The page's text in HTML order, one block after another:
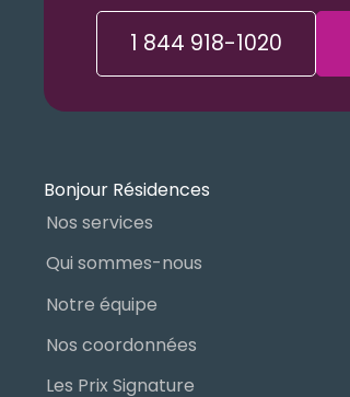
1 844 918-1020
Bonjour Résidences
Nos services
Qui sommes-nous
Notre équipe
Nos coordonnées
Les Prix Signature